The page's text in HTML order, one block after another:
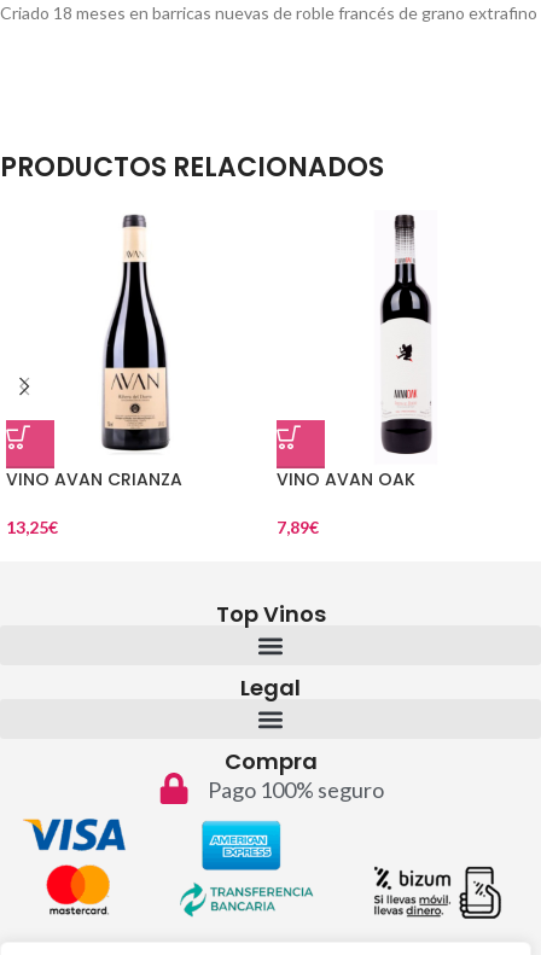
Criado 18 meses en barricas nuevas de roble francés de grano extrafino
PRODUCTOS RELACIONADOS
VINO AVAN CRIANZA
13,25€
VINO AVAN OAK
7,89€
Top Vinos
Legal
Compra
Pago 100% seguro